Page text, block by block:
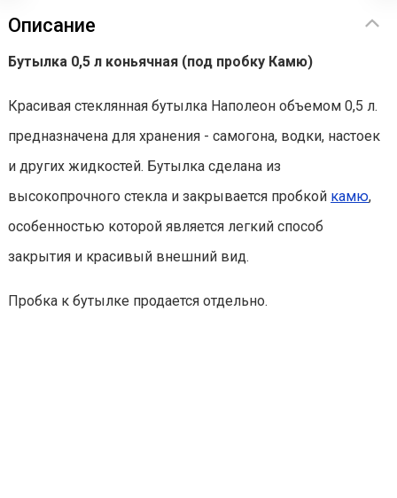
Описание
Бутылка 0,5 л коньячная (под пробку Камю)
Красивая стеклянная бутылка Наполеон объемом 0,5 л.
предназначена для хранения - самогона, водки, настоек
и других жидкостей. Бутылка сделана из
высокопрочного стекла и закрывается пробкой камю,
особенностью которой является легкий способ
закрытия и красивый внешний вид.
Пробка к бутылке продается отдельно.